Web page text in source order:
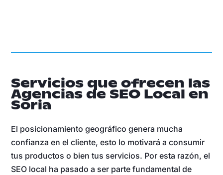
Servicios que ofrecen las
Agencias de SEO Local en
Soria
El posicionamiento geográfico genera mucha
confianza en el cliente, esto lo motivará a consumir
tus productos o bien tus servicios. Por esta razón, el
SEO local ha pasado a ser parte fundamental de